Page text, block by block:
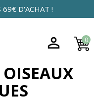
69€ D'ACHAT !
0
